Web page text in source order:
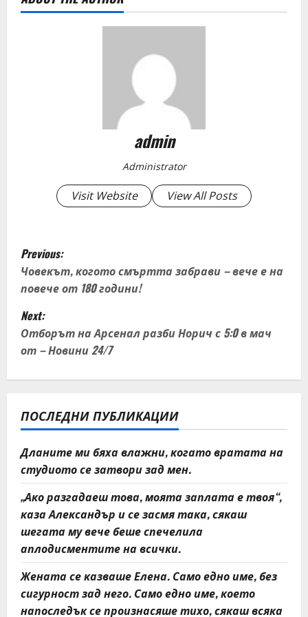
admin
Administrator
Visit Website View All Posts
P
o
s
t
n
v
i
g
a
t
i
o
Previous:
Човекът, когото смъртта забрави – вече е на
повече от 180 години!
Next:
Отборът на Арсенал разби Норич с 5:0 в мач
от – Новини 24/7
ПОСЛЕДНИ ПУБЛИКАЦИИ
Дланите ми бяха влажни, когато вратата на
студиото се затвори зад мен.
„Ако разгадаеш това, моята заплата е твоя“,
каза Александър и се засмя така, сякаш
шегата му вече беше спечелила
аплодисментите на всички.
Жената се казваше Елена. Само едно име, без
сигурност зад него. Само едно име, което
напоследък се произнасяше тихо, сякаш всяка